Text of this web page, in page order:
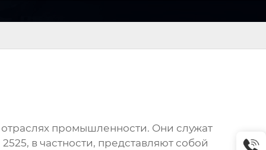
промышленности. Они служат
в частности, представляют собой